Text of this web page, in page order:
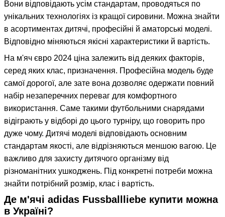
Вони відповідають усім стандартам, проводяться по
унікальних технологіях із кращої сировини. Можна знайти
в асортиментах дитячі, професійні й аматорські моделі.
Відповідно міняються якісні характеристики й вартість.
На м'яч євро 2024 ціна залежить від деяких факторів,
серед яких клас, призначення. Професійна модель буде
самої дорогої, але зате вона дозволяє одержати повний
набір незаперечних переваг для комфортного
використання. Саме такими футбольними снарядами
відіграють у відборі до цього турніру, що говорить про
дуже чому. Дитячі моделі відповідають основним
стандартам якості, але відрізняються меншою вагою. Це
важливо для захисту дитячого організму від
різноманітних ушкоджень. Під конкретні потреби можна
знайти потрібний розмір, клас і вартість.
Де м'ячі adidas Fussballliebe купити можна
в Україні?